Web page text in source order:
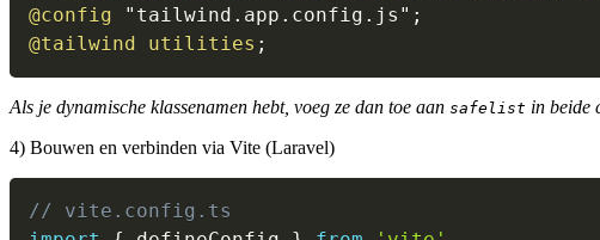
@config
"tailwind.app.config.js" ;
@tailwind
utilities ;
Als je dynamische klassenamen hebt, voeg ze dan toe aan safelist in beide
4) Bouwen en verbinden via Vite (Laravel)
// vite.config.ts